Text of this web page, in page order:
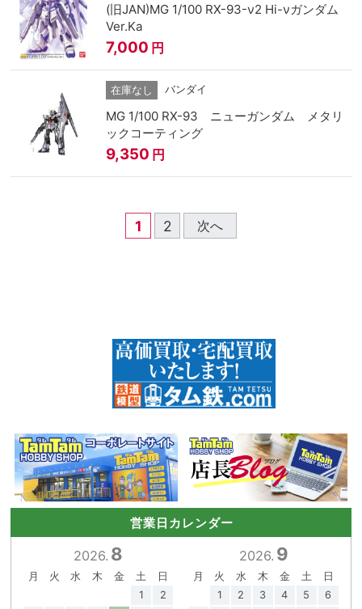
(旧JAN)MG 1/100 RX-93-ν2 Hi-νガンダム
Ver.Ka
7,000 円
在庫なし バンダイ
MG 1/100 RX-93 ニューガンダム メタリ
ックコーティング
9,350 円
1 2 次へ
営業日カレンダー
2026. 8
月 火 水 木 金 土
日
1
2
2026. 9
月 火 水 木 金 土
日
1
2 3 4 5
6